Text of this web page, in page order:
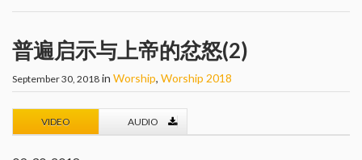
普遍启示与上帝的忿怒(2)
September 30, 2018 in Worship, Worship 2018
VIDEO AUDIO